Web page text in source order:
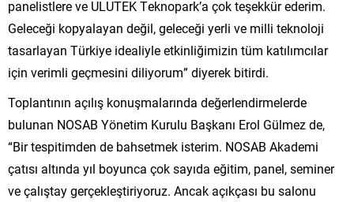
panelistlere ve ULUTEK Teknopark’a çok teşekkür ederim.
Geleceği kopyalayan değil, geleceği yerli ve milli teknoloji
tasarlayan Türkiye idealiyle etkinliğimizin tüm katılımcılar
için verimli geçmesini diliyorum” diyerek bitirdi.
Toplantının açılış konuşmalarında değerlendirmelerde
bulunan NOSAB Yönetim Kurulu Başkanı Erol Gülmez de,
“Bir tespitimden de bahsetmek isterim. NOSAB Akademi
çatısı altında yıl boyunca çok sayıda eğitim, panel, seminer
ve çalıştay gerçekleştiriyoruz. Ancak açıkçası bu salonu